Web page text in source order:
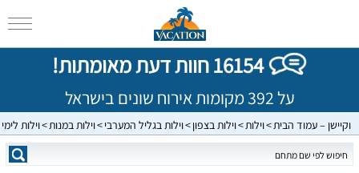
16154 חוות דעת מאומתות!
על 392 מקומות אירוח שונים בישראל
וקיישן – עמוד הבית וילות וילות בצפון וילות בגליל המערבי וילות במנות וילות